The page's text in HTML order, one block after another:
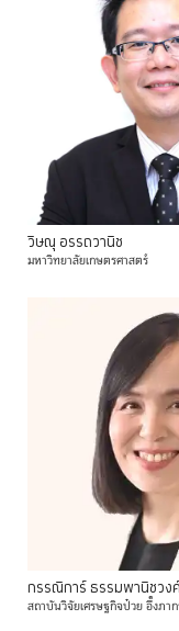
วิษณุ อรรถวานิช
มหาวิทยาลัยเกษตรศาสตร์
กรรณิการ์ธรรมพานิชวง
สถาบันวิจัยเศรษฐกิจป๋วยอึ๊งภา